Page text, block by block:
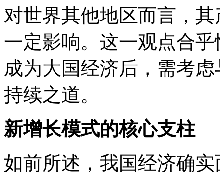
对世界其他地区而言，
一定影响。这一观点合
成为大国经济后，需考
持续之道。
新增长模式的核心支柱
如前所述，我国经济确